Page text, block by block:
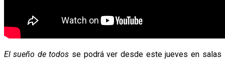
El sueño de todos se podrá ver desde este jueves en salas